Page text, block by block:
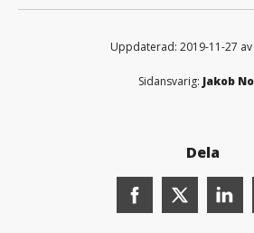
Uppdaterad: 2019-11-27 av
Sidansvarig: Jakob
Dela
Dela
Dela denna sida